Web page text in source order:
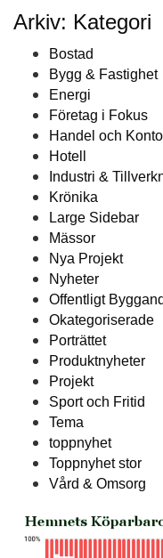
Arkiv: Kategori
Bostad
Bygg & Fastighet
Energi
Företag i Fokus
Handel och
Hotell
Industri &
Krönika
Large Sidebar
Mässor
Nya Projekt
Nyheter
Offentligt
Okategoriserade
Porträttet
Produktnyheter
Projekt
Sport och Fritid
Tema
toppnyhet
Toppnyhet stor
Vård & Omsorg